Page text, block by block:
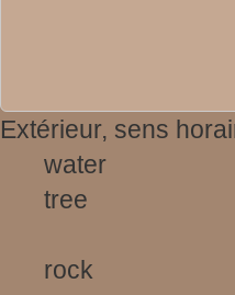
Extérieur, sens
water
tree
rock